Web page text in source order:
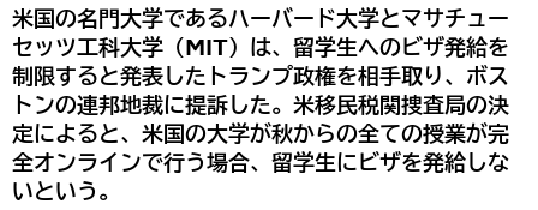
米国の名門大学であるハーバード大学とマサチュー
セッツ工科大学（MIT）は、留学生へのビザ発給を
制限すると発表したトランプ政権を相手取り、ボス
トンの連邦地裁に提訴した。米移民税関捜査局の決
定によると、米国の大学が秋からの全ての授業が完
全オンラインで行う場合、留学生にビザを発給しな
いという。